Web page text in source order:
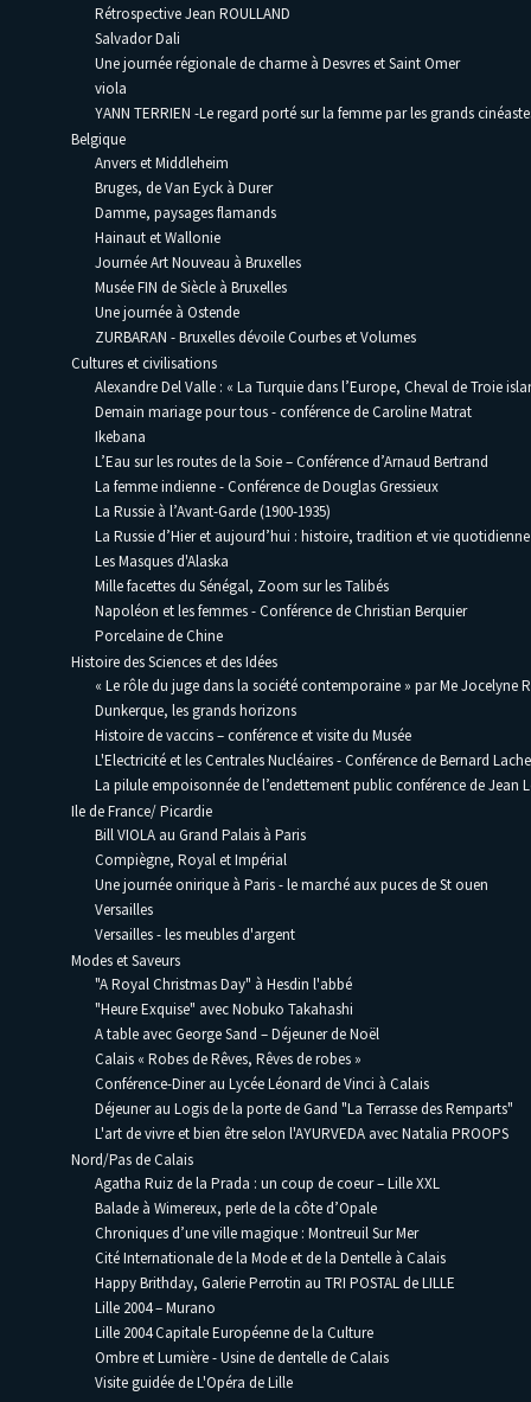
Rétrospective Jean ROULLAND
Salvador Dali
Une journée régionale de charme à Desvres et Saint Omer
viola
YANN TERRIEN -Le regard porté sur la femme par les grands
Belgique
Anvers et Middleheim
Bruges, de Van Eyck à Durer
Damme, paysages flamands
Hainaut et Wallonie
Journée Art Nouveau à Bruxelles
Musée FIN de Siècle à Bruxelles
Une journée à Ostende
ZURBARAN - Bruxelles dévoile Courbes et Volumes
Cultures et civilisations
Alexandre Del Valle : « La Turquie dans l’Europe, Cheval de Troie
Demain mariage pour tous - conférence de Caroline Matrat
Ikebana
L’Eau sur les routes de la Soie – Conférence d’Arnaud Bertrand
La femme indienne - Conférence de Douglas Gressieux
La Russie à l’Avant-Garde (1900-1935)
La Russie d’Hier et aujourd’hui : histoire, tradition et vie quotidienne
Les Masques d'Alaska
Mille facettes du Sénégal, Zoom sur les Talibés
Napoléon et les femmes - Conférence de Christian Berquier
Porcelaine de Chine
Histoire des Sciences et des Idées
« Le rôle du juge dans la société contemporaine » par Me Jocelyne
Dunkerque, les grands horizons
Histoire de vaccins – conférence et visite du Musée
L'Electricité et les Centrales Nucléaires - Conférence de Bernard
La pilule empoisonnée de l’endettement public conférence de Jean
Ile de France/ Picardie
Bill VIOLA au Grand Palais à Paris
Compiègne, Royal et Impérial
Une journée onirique à Paris - le marché aux puces de St ouen
Versailles
Versailles - les meubles d'argent
Modes et Saveurs
"A Royal Christmas Day" à Hesdin l'abbé
"Heure Exquise" avec Nobuko Takahashi
A table avec George Sand – Déjeuner de Noël
Calais « Robes de Rêves, Rêves de robes »
Conférence-Diner au Lycée Léonard de Vinci à Calais
Déjeuner au Logis de la porte de Gand "La Terrasse des Remparts"
L'art de vivre et bien être selon l'AYURVEDA avec Natalia PROOPS
Nord/Pas de Calais
Agatha Ruiz de la Prada : un coup de coeur – Lille XXL
Balade à Wimereux, perle de la côte d’Opale
Chroniques d’une ville magique : Montreuil Sur Mer
Cité Internationale de la Mode et de la Dentelle à Calais
Happy Brithday, Galerie Perrotin au TRI POSTAL de LILLE
Lille 2004 – Murano
Lille 2004 Capitale Européenne de la Culture
Ombre et Lumière - Usine de dentelle de Calais
Visite guidée de L'Opéra de Lille